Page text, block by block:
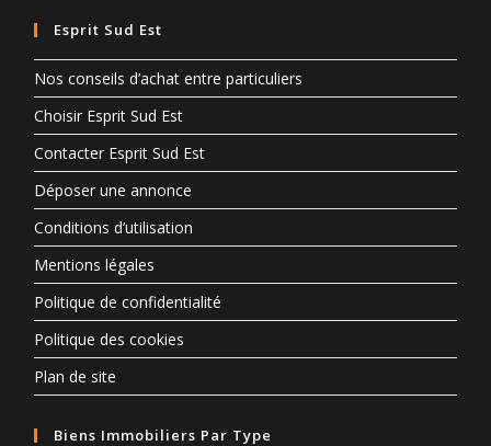
Esprit Sud Est
Nos conseils d’achat entre particuliers
Choisir Esprit Sud Est
Contacter Esprit Sud Est
Déposer une annonce
Conditions d’utilisation
Mentions légales
Politique de confidentialité
Politique des cookies
Plan de site
Biens Immobiliers Par Type